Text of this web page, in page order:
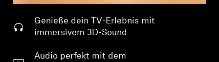
Genieße dein TV-Erlebnis mit
immersivem 3D-Sound
Audio perfekt mit dem